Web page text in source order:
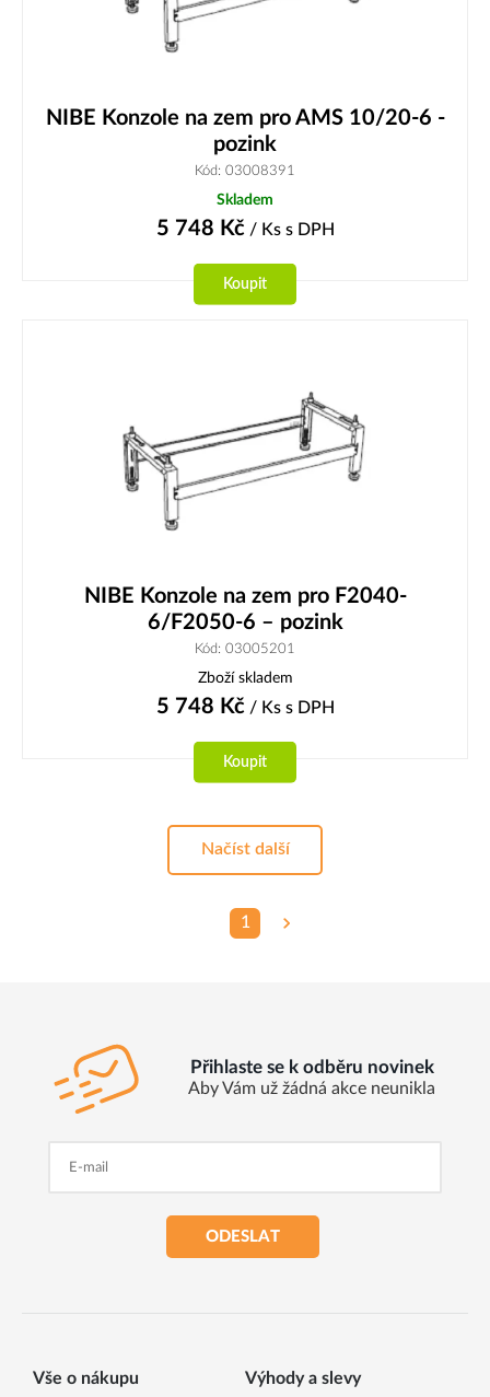
NIBE Konzole na zem pro AMS 10/20-6 -
pozink
Kód: 03008391
Skladem
5 748 Kč/ Ks s DPH
Koupit
NIBE Konzole na zem pro F2040-
6/F2050-6 – pozink
Kód: 03005201
Zboží skladem
5 748 Kč/ Ks s DPH
Koupit
Načíst další
1
Přihlaste se k odběru novinek
Aby Vám už žádná akce neunikla
ODESLAT
Vše o nákupu Výhody a slevy